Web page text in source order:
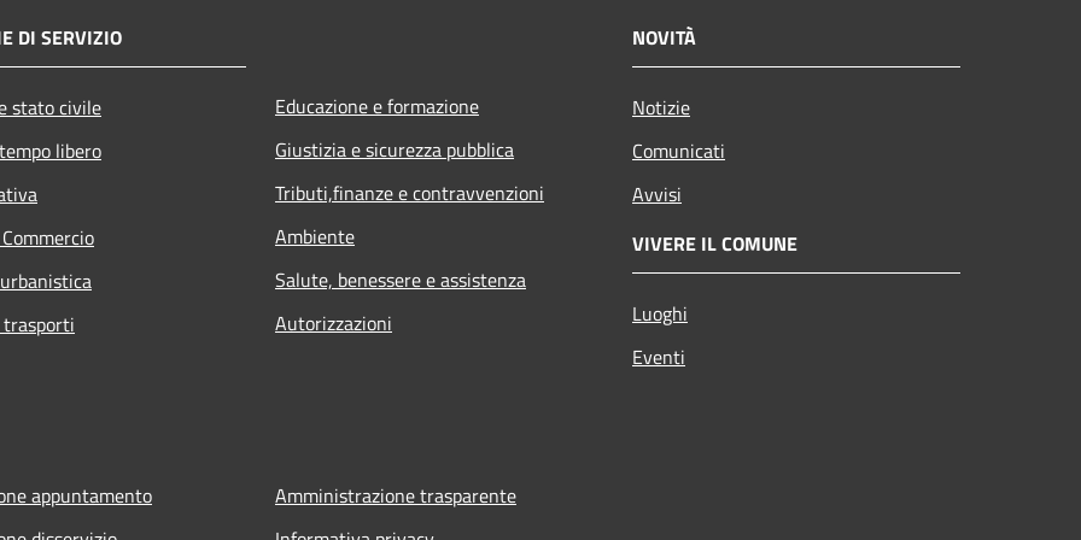
DI SERVIZIO
stato civile
libero
Educazione e formazione
Giustizia e sicurezza pubblica
Tributi,finanze e contravvenzioni
Ambiente
Salute, benessere e assistenza
Autorizzazioni
NOVITÀ
Notizie
Comunicati
Avvisi
VIVERE IL COMUNE
Luoghi
Eventi
appuntamento
Amministrazione trasparente